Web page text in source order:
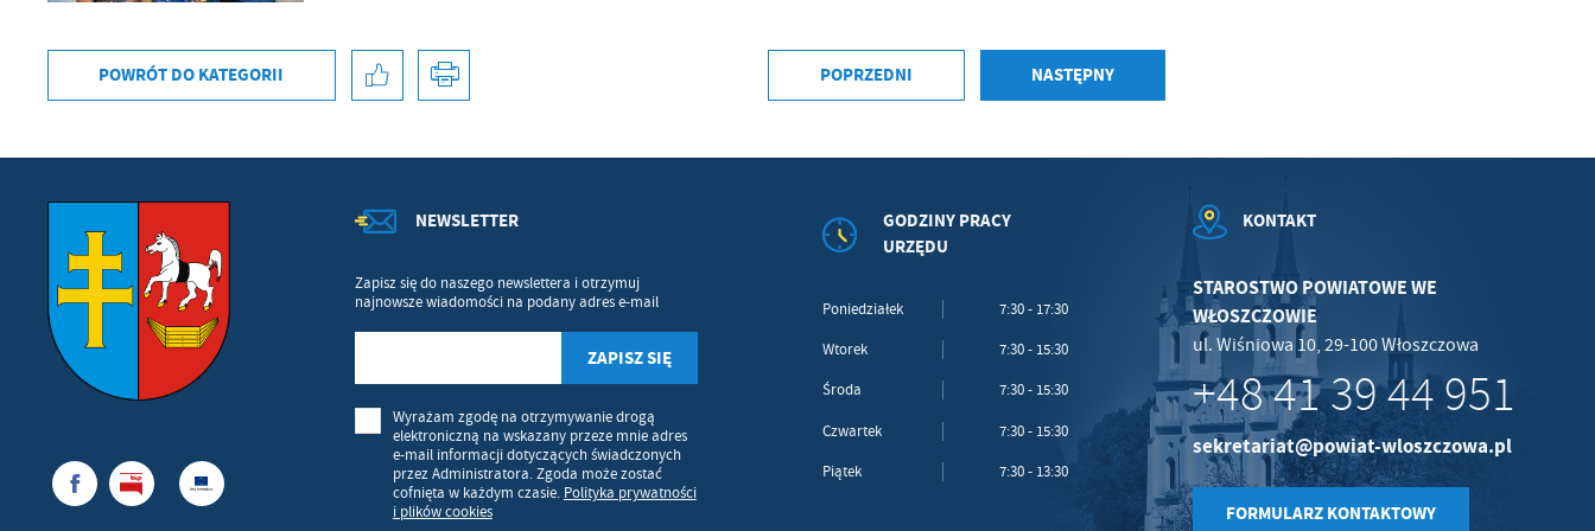
POWRÓT DO KATEGORII POPRZEDNI NASTĘPNY
NEWSLETTER
Zapisz się do naszego newslettera i otrzymuj
najnowsze wiadomości na podany adres e-mail
Wyrażam zgodę na otrzymywanie drogą
elektroniczną na wskazany przeze mnie adres
e-mail informacji dotyczących świadczonych
przez Administratora. Zgoda może zostać
cofnięta w każdym czasie. Polityka prywatności
i plików cookies
GODZINY PRACY
URZĘDU
Poniedziałek 7:30 - 17:30
Wtorek 7:30 - 15:30
Środa 7:30 - 15:30
Czwartek 7:30 - 15:30
Piątek 7:30 - 13:30
KONTAKT
STAROSTWO POWIATOWE WE
WŁOSZCZOWIE
ul. Wiśniowa 10, 29-100 Włoszczowa
+48 41 39 44 951
sekretariat@powiat-wloszczowa.pl
FORMULARZ KONTAKTOWY